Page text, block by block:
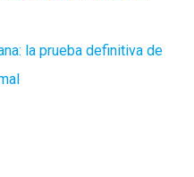
la prueba definitiva de